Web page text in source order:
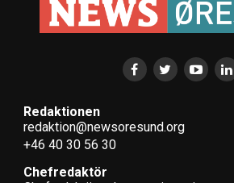
Redaktionen
redaktion@newsoresund.org
+46 40 30 56 30
Chefredaktör